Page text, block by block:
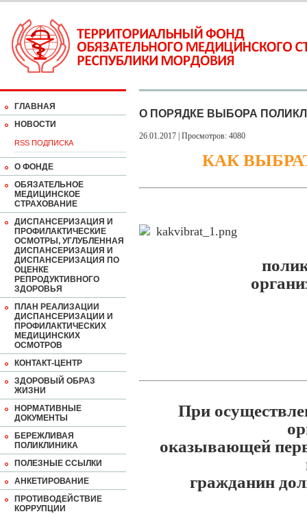
ГЛАВНАЯ
НОВОСТИ
RSS ПОДПИСКА
О ФОНДЕ
ОБЯЗАТЕЛЬНОЕ
МЕДИЦИНСКОЕ
СТРАХОВАНИЕ
ДИСПАНСЕРИЗАЦИЯ И
ПРОФИЛАКТИЧЕСКИЕ
ОСМОТРЫ, УГЛУБЛЕННАЯ
ДИСПАНСЕРИЗАЦИЯ И
ДИСПАНСЕРИЗАЦИЯ ПО
ОЦЕНКЕ
РЕПРОДУКТИВНОГО
ЗДОРОВЬЯ
ПЛАН РЕАЛИЗАЦИИ
ДИСПАНСЕРИЗАЦИИ И
ПРОФИЛАКТИЧЕСКИХ
МЕДИЦИНСКИХ
ОСМОТРОВ
КОНТАКТ-ЦЕНТР
ЗДОРОВЫЙ ОБРАЗ
ЖИЗНИ
НОРМАТИВНЫЕ
ДОКУМЕНТЫ
БЕРЕЖЛИВАЯ
ПОЛИКЛИНИКА
ПОЛЕЗНЫЕ ССЫЛКИ
АНКЕТИРОВАНИЕ
ПРОТИВОДЕЙСТВИЕ
КОРРУПЦИИ
О ПОРЯДКЕ ВЫБОРА
26.01.2017 | Просмотров: 4080
КАК
При
оказывающей
гражданин